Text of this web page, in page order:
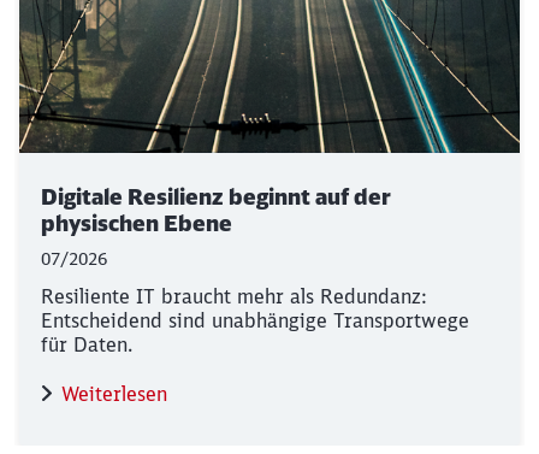
Digitale Resilienz beginnt auf der
physischen Ebene
07/2026
Resiliente IT braucht mehr als Redundanz:
Entscheidend sind unabhängige Transportwege
für Daten.
Weiterlesen